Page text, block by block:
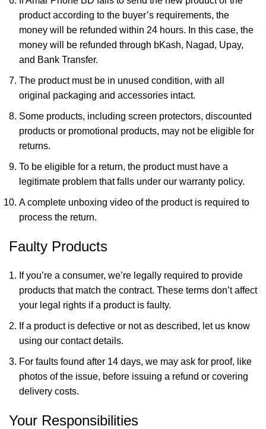
product according to the buyer’s requirements, the
money will be refunded within 24 hours. In this case, the
money will be refunded through bKash, Nagad, Upay,
and Bank Transfer.
The product must be in unused condition, with all
original packaging and accessories intact.
Some products, including screen protectors, discounted
products or promotional products, may not be eligible for
returns.
To be eligible for a return, the product must have a
legitimate problem that falls under our warranty policy.
A complete unboxing video of the product is required to
process the return.
Faulty Products
If you’re a consumer, we’re legally required to provide
products that match the contract. These terms don’t affect
your legal rights if a product is faulty.
If a product is defective or not as described, let us know
using our contact details.
For faults found after 14 days, we may ask for proof, like
photos of the issue, before issuing a refund or covering
delivery costs.
Your Responsibilities